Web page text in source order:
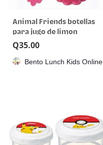
Animal Friends botellas
para jugo de limon
Q35.00
Bento Lunch Kids Online